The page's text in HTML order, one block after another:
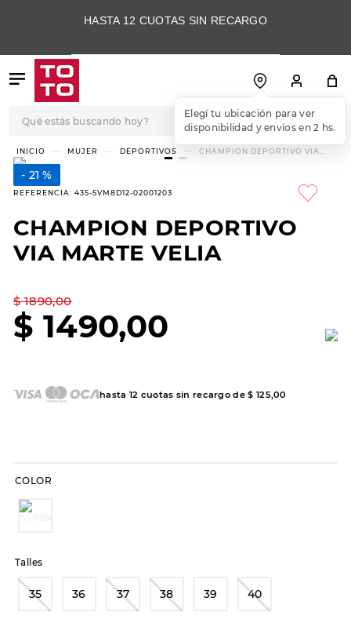
HASTA 12 CUOTAS SIN RECARGO
Elegí tu ubicación para ver
disponibilidad y envíos en 2 hs.
MUJER DEPORTIVOS
CHAMPION DEPORTIVO VIA
21 %
REFERENCIA: 435-5VM8D12-02001203
CHAMPION DEPORTIVO
VIA MARTE VELIA
$ 1890,00
$ 1490,00
hasta 12 cuotas sin recargo de$ 125,00
COLOR
Talles
35 36 37 38 39 40
TÉRMINOS MÁS
BUSCADOS
3.
skechers slip-ins